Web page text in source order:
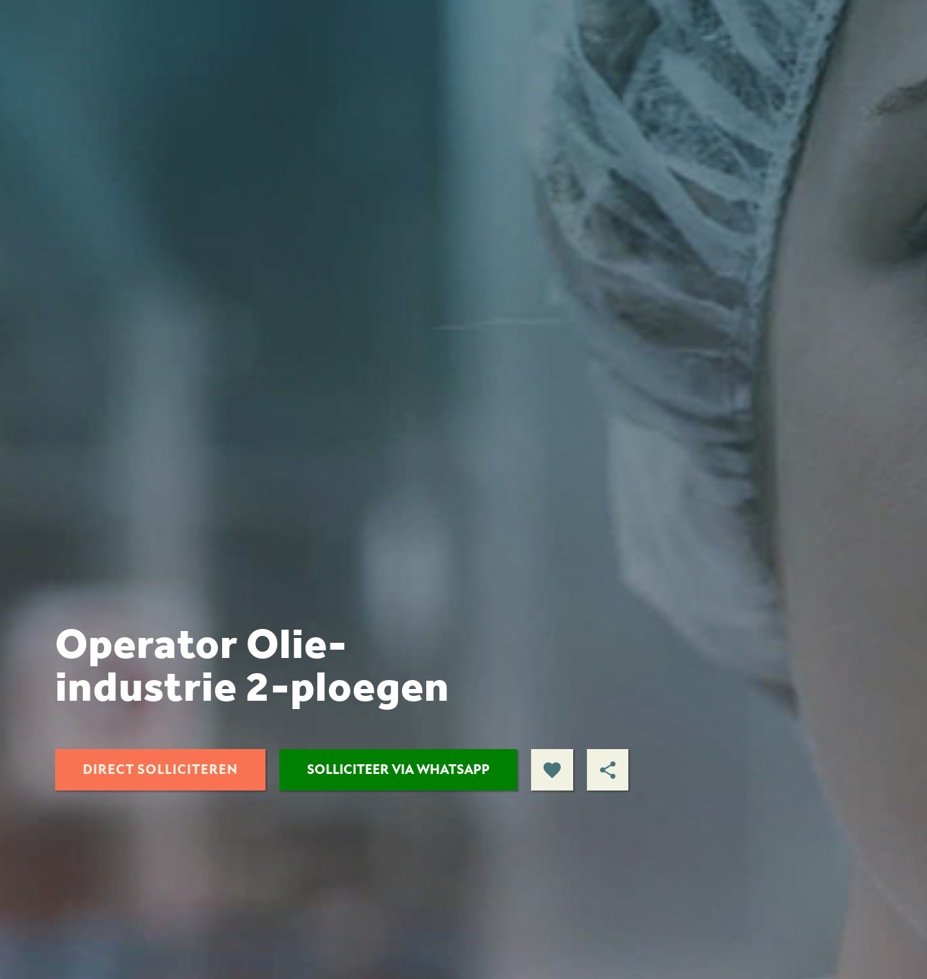
Operator Olie-
industrie 2-ploegen
DIRECT SOLLICITEREN SOLLICITEER VIA WHATSAPP